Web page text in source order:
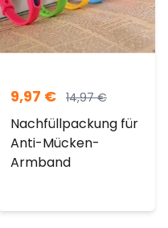
9,97 € 14,97€
Nachfüllpackung für
Anti-Mücken-
Armband